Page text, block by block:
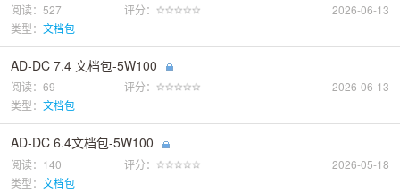
阅读：527 评分：
2026-06-13
类型： 文档包
AD-DC 7.4 文档包-5W100
阅读：69 评分：
2026-06-13
类型： 文档包
AD-DC 6.4文档包-5W100
阅读：140 评分：
2026-05-18
类型： 文档包